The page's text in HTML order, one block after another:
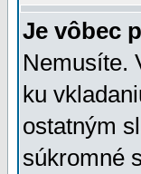
Je vôbec
Nemusíte.
ku
ostatným
súkromné